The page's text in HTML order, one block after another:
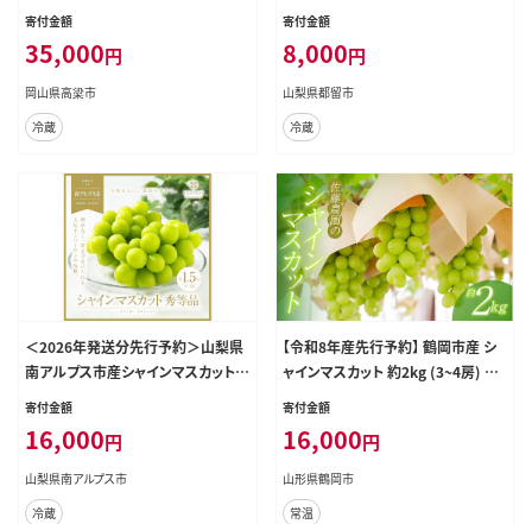
ドウ 葡萄 岡山県産 国産 フルーツ
寄付金額
35,000円
岡山県高梁市
冷蔵
寄付金額
8,000円
山梨県都留市
冷蔵
＜2026年発送分先行予約＞山梨県
南アルプス市産シャインマスカット
秀等品 約1.5ｋｇ 2～3房 ALPAH01
寄付金額
16,000円
山梨県南アルプス市
冷蔵
【令和8年産先行予約】 鶴岡市産 シ
ャインマスカット 約2kg (3~4房) 佐
藤農園
寄付金額
16,000円
山形県鶴岡市
常温